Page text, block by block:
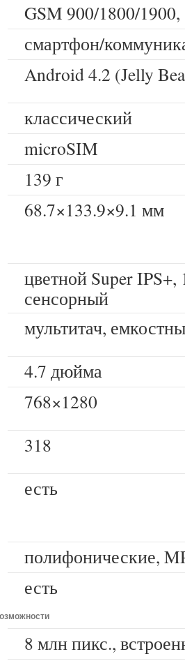
GSM 900/1800/1900,
смартфон/
Android 4.2 (Jelly
классический
microSIM
139 г
68.7×133.9×9.1 мм
цветной Super IPS+,
сенсорный
мультитач,
4.7 дюйма
768×1280
318
есть
полифонические,
есть
8 млн пикс.,